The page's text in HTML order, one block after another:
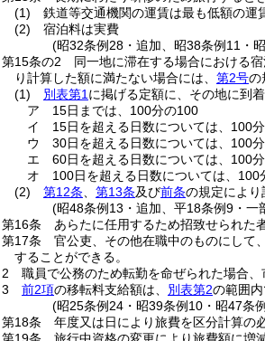
(1)
鉄道等交通機関の運賃は最も低額の運
(2)
宿泊料は実費
(昭32条例28・追加、昭38条例11・
第15条の2
同一地に滞在する場合における宿
り計算した額に満たない場合には、 第2号の
(1)
別表第1 に掲げる定額に、その地に到
ア
15日までは、100分の100
イ
15日を超える日数については、100
ウ
30日を超える日数については、100
エ
60日を超える日数については、100
オ
100日を超える日数については、100
(2)
第12条 第13条及び前条の規定により
(昭48条例13・追加、平18条例9・一
第16条
あらたに任用するため招致せられた
第17条
官公吏、その他在職中のものにして
することができる。
2
職員で公務のため転勤を命ぜられた場合
3
前2項の移転料支給額は、 別表第2の範囲
(昭25条例24・昭39条例10・昭47条
第18条
年度又は日により旅費を区分計算の